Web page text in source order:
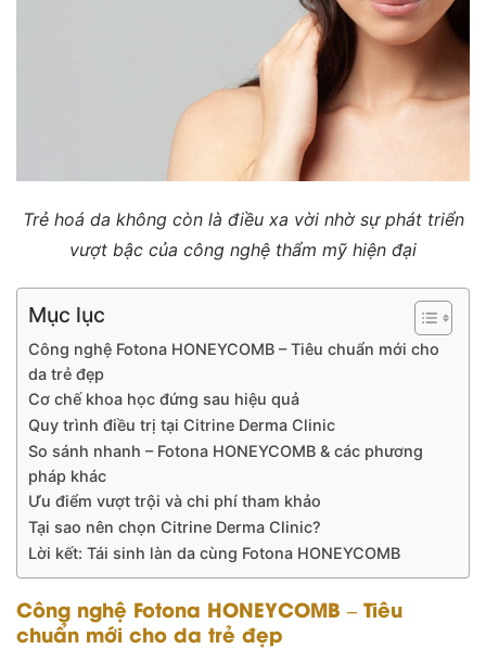
Trẻ hoá da không còn là điều xa vời nhờ sự phát triển
vượt bậc của công nghệ thẩm mỹ hiện đại
Mục lục
Công nghệ Fotona HONEYCOMB – Tiêu chuẩn mới cho
da trẻ đẹp
Cơ chế khoa học đứng sau hiệu quả
Quy trình điều trị tại Citrine Derma Clinic
So sánh nhanh – Fotona HONEYCOMB & các phương
pháp khác
Ưu điểm vượt trội và chi phí tham khảo
Tại sao nên chọn Citrine Derma Clinic?
Lời kết: Tái sinh làn da cùng Fotona HONEYCOMB
Công nghệ Fotona HONEYCOMB – Tiêu
chuẩn mới cho da trẻ đẹp